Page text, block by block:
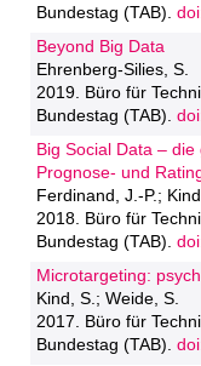
Bundestag (TAB).
Beyond Big Data
Ehrenberg-Silies, S.
2019. Büro für
Bundestag (TAB).
Big Social Data –
Prognose- und
Ferdinand, J.-P.;
2018. Büro für
Bundestag (TAB).
Microtargeting:
Kind, S.; Weide, S.
2017. Büro für
Bundestag (TAB).